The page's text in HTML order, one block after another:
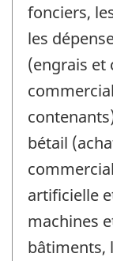
fonciers,
les
(engrais et
bétail
artificielle
machines
bâtiments,